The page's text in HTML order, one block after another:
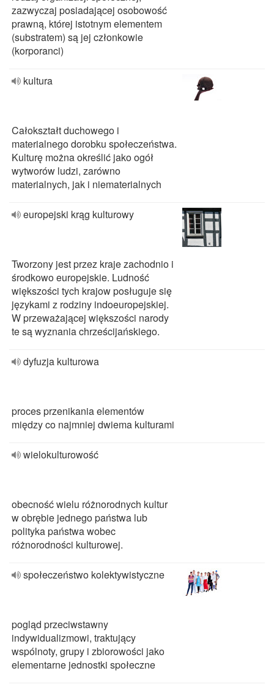
zazwyczaj posiadającej osobowość
prawną, której istotnym elementem
(substratem) są jej członkowie
(korporanci)
kultura
Całokształt duchowego i
materialnego dorobku społeczeństwa.
Kulturę można określić jako ogół
wytworów ludzi, zarówno
materialnych, jak i niematerialnych
europejski krąg kulturowy
Tworzony jest przez kraje zachodnio i
środkowo europejskie. Ludność
większości tych krajow posługuje się
językami z rodziny indoeuropejskiej.
W przeważającej większości narody
te są wyznania chrześcijańskiego.
dyfuzja kulturowa
proces przenikania elementów
między co najmniej dwiema kulturami
wielokulturowość
obecność wielu różnorodnych kultur
w obrębie jednego państwa lub
polityka państwa wobec
różnorodności kulturowej.
społeczeństwo kolektywistyczne
pogląd przeciwstawny
indywidualizmowi, traktujący
wspólnoty, grupy i zbiorowości jako
elementarne jednostki społeczne